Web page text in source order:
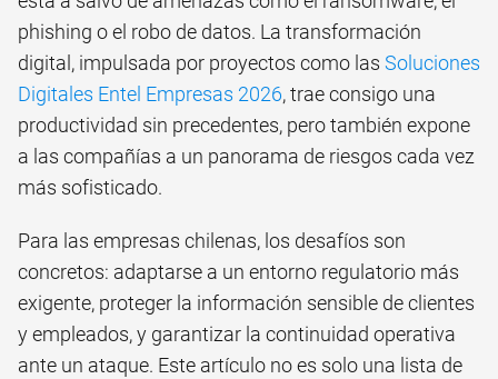
phishing o el robo de datos. La transformación
digital, impulsada por proyectos como las Soluciones
Digitales Entel Empresas 2026, trae consigo una
productividad sin precedentes, pero también expone
a las compañías a un panorama de riesgos cada vez
más sofisticado.
Para las empresas chilenas, los desafíos son
concretos: adaptarse a un entorno regulatorio más
exigente, proteger la información sensible de clientes
y empleados, y garantizar la continuidad operativa
ante un ataque. Este artículo no es solo una lista de